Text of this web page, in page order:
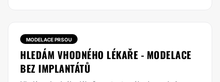
MODELACE PRSOU
HLEDÁM VHODNÉHO LÉKAŘE - MODELACE
BEZ IMPLANTÁTŮ